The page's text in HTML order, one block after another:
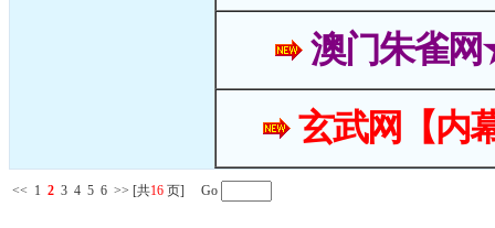
澳门朱雀
玄武网【内
<< 1 2 3 4 5 6 >> [共16 页] Go